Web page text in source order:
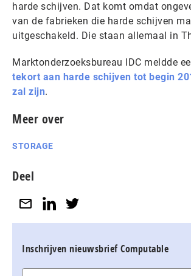
harde schijven. Dat komt omdat
van de fabrieken die harde schijven
uitgeschakeld. Die staan allemaal in
Marktonderzoeksbureau IDC meldde
tekort aan harde schijven tot begin
zal zijn.
Meer over
STORAGE
Deel
Inschrijven nieuwsbrief Computable